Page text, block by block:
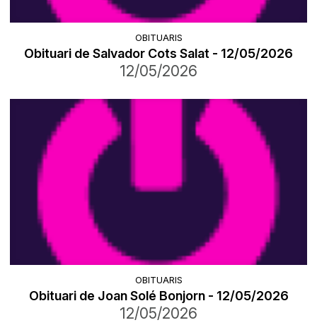
OBITUARIS
Obituari de Salvador Cots Salat - 12/05/2026
12/05/2026
OBITUARIS
Obituari de Joan Solé Bonjorn - 12/05/2026
12/05/2026